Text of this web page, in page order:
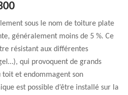
sous le nom de toiture plate
généralement moins de 5 %. Ce
résistant aux différentes
qui provoquent de grands
et endommagent son
est possible d’être installé sur la